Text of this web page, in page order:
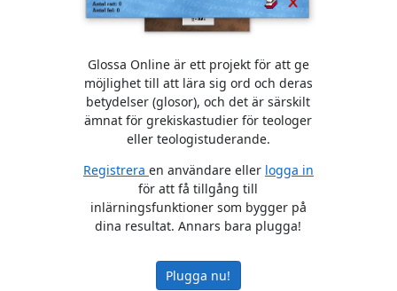
Glossa Online är ett projekt för att ge
möjlighet till att lära sig ord och deras
betydelser (glosor), och det är särskilt
ämnat för grekiskastudier för teologer
eller teologistuderande.
Registrera en användare eller logga in
för att få tillgång till
inlärningsfunktioner som bygger på
dina resultat. Annars bara plugga!
Plugga nu!